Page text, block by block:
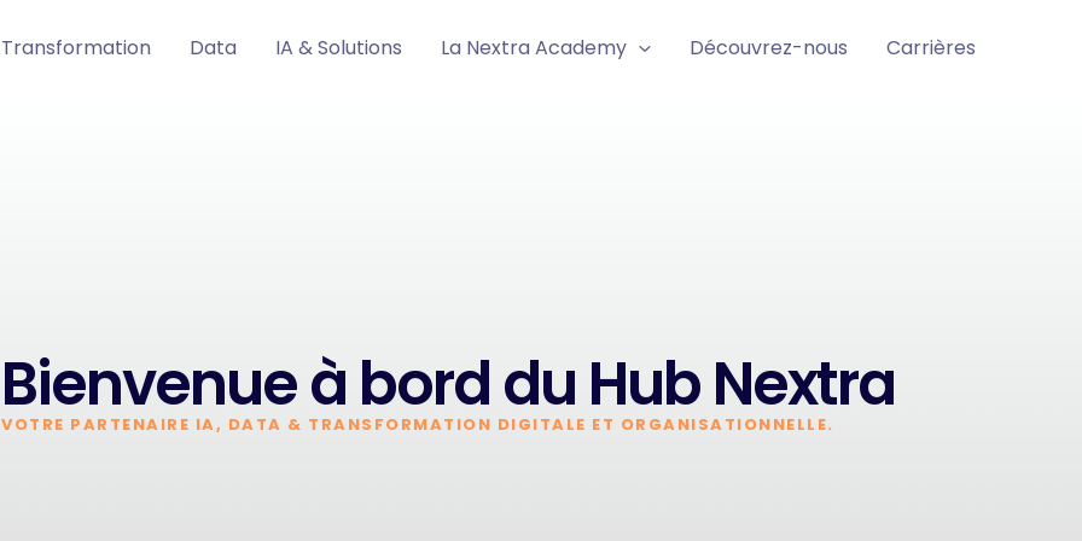
Transformation Data IA & Solutions La Nextra Academy Découvrez-nous Carrières
Bienvenue à bord du Hub Nextra
VOTRE PARTENAIRE IA, DATA & TRANSFORMATION DIGITALE ET ORGANISATIONNELLE.